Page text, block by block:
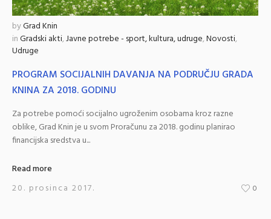
byGrad Knin
inGradski akti,Javne potrebe - sport, kultura, udruge,Novosti,
Udruge
PROGRAM SOCIJALNIH DAVANJA NA PODRUČJU GRADA
KNINA ZA 2018. GODINU
Za potrebe pomoći socijalno ugroženim osobama kroz razne
oblike, Grad Knin je u svom Proračunu za 2018. godinu planirao
financijska sredstva u...
Read more
20. prosinca 2017.
0